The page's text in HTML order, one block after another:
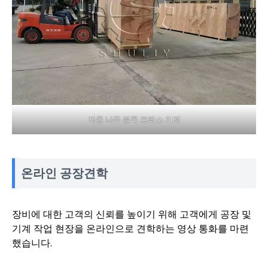
자동 나무 블록 프레스 기계
온라인 공장견학
장비에 대한 고객의 신뢰를 높이기 위해 고객에게 공장 및
기계 작업 현장을 온라인으로 견학하는 영상 통화를 마련
했습니다.